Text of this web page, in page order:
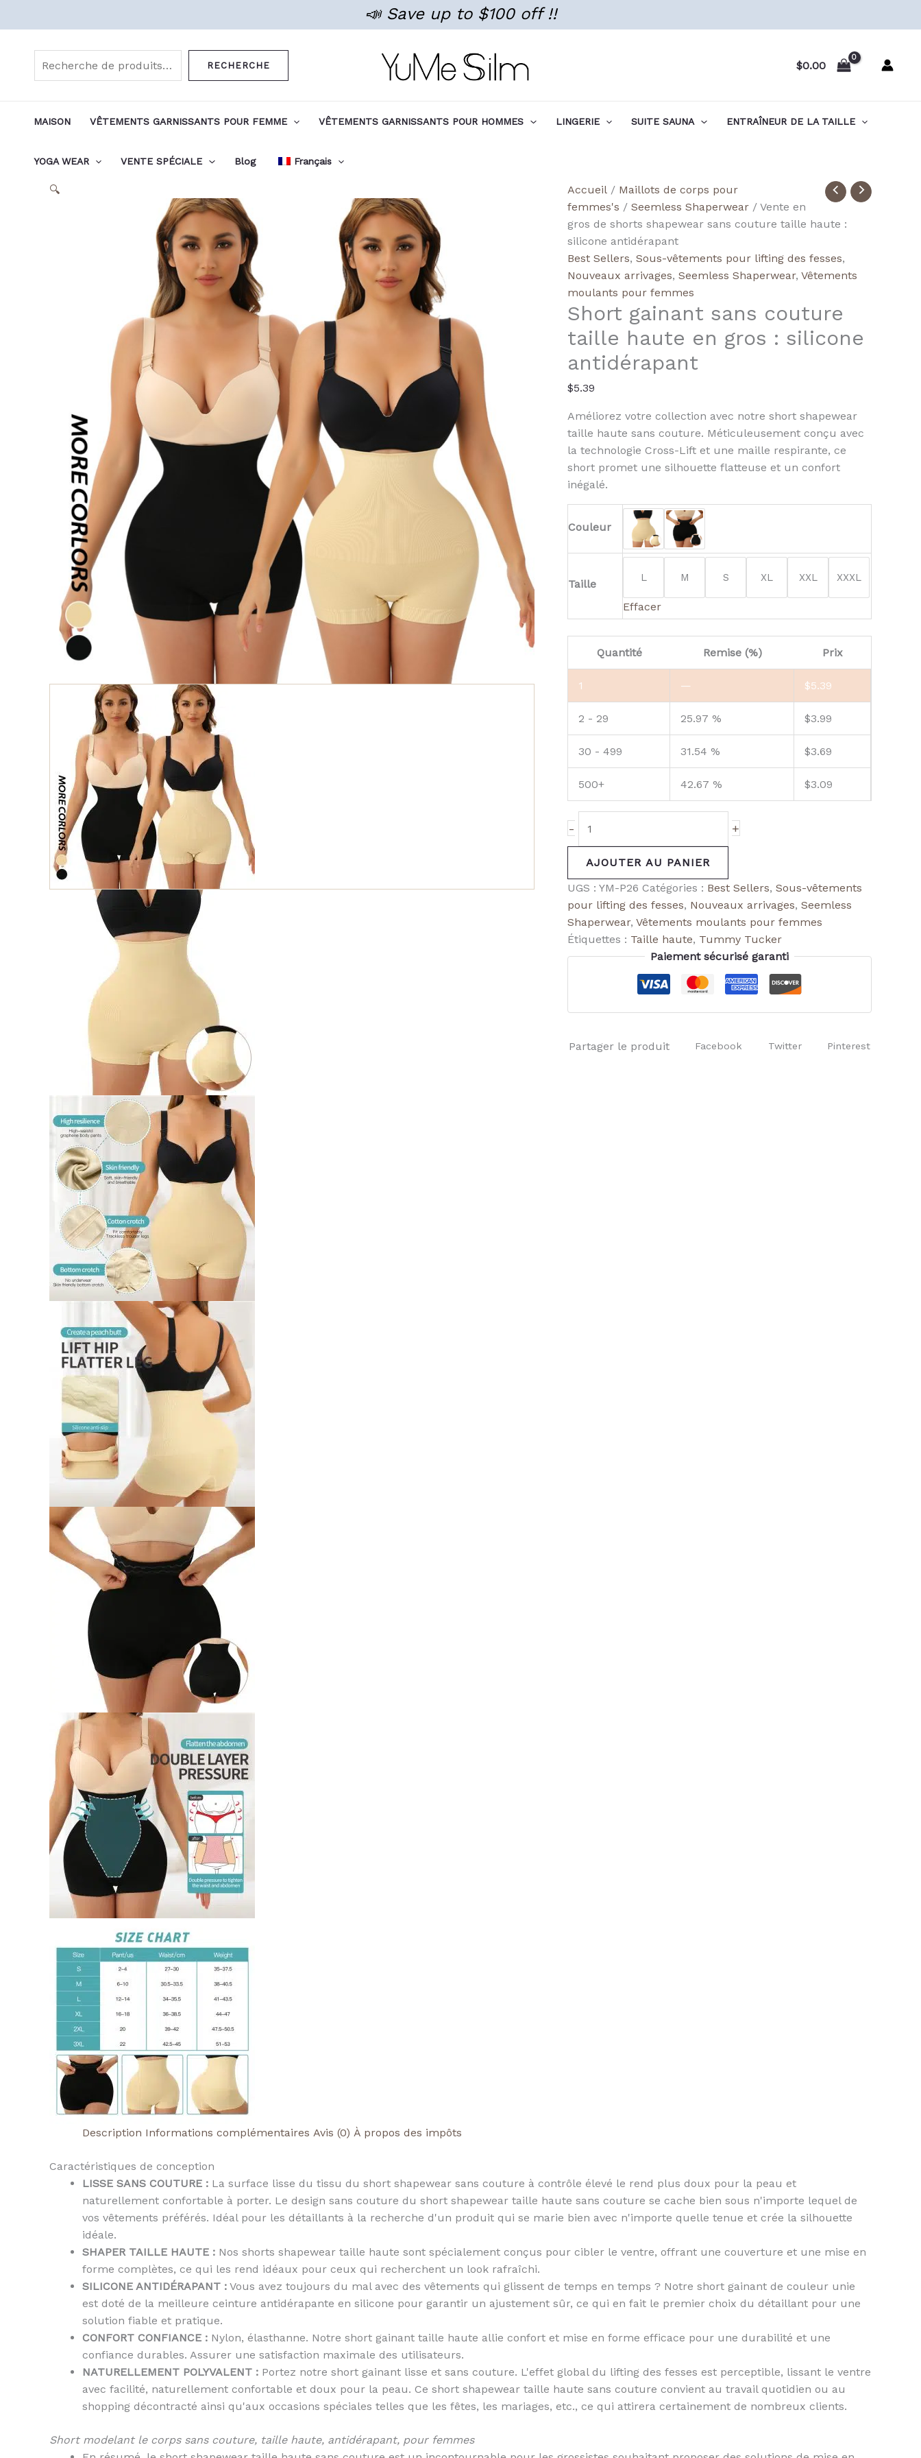
📣 Save up to $100 off !!
RECHERCHE $0.00
MAISON VÊTEMENTS GARNISSANTS POUR FEMME VÊTEMENTS GARNISSANTS POUR HOMMES LINGERIE SUITE SAUNA ENTRAÎNEUR DE LA TAILLE
YOGA WEAR VENTE SPÉCIALE Blog Français
🔍 Accueil / Maillots de corps pour
femmes's / Seemless Shaperwear / Vente en
gros de shorts shapewear sans couture taille haute :
silicone antidérapant
Best Sellers, Sous-vêtements pour lifting des fesses,
Nouveaux arrivages, Seemless Shaperwear, Vêtements
moulants pour femmes
Short gainant sans couture
taille haute en gros : silicone
antidérapant
$5.39
Améliorez votre collection avec notre short shapewear
taille haute sans couture. Méticuleusement conçu avec
la technologie Cross-Lift et une maille respirante, ce
short promet une silhouette flatteuse et un confort
inégalé.
Couleur
Taille
L M S XL XXL XXXL
Effacer
Quantité Remise (%) Prix
1 — $5.39
2 - 29 25.97 % $3.99
30 - 499 31.54 % $3.69
500+ 42.67 % $3.09
-
quantité
de
Wholesale
High
Waist
Seamless
Shapewear
Shorts:
Anti
Slip
+
AJOUTER AU PANIER
UGS : YM-P26 Catégories : Best Sellers, Sous-vêtements
pour lifting des fesses, Nouveaux arrivages, Seemless
Shaperwear, Vêtements moulants pour femmes
Étiquettes : Taille haute, Tummy Tucker
Paiement sécurisé garanti
Partager le produit Facebook Twitter Pinterest
Description Informations complémentaires Avis (0) À propos des impôts
Caractéristiques de conception
LISSE SANS COUTURE : La surface lisse du tissu du short shapewear sans couture à contrôle élevé le rend plus doux pour la peau et
naturellement confortable à porter. Le design sans couture du short shapewear taille haute sans couture se cache bien sous n'importe lequel de
vos vêtements préférés. Idéal pour les détaillants à la recherche d'un produit qui se marie bien avec n'importe quelle tenue et crée la silhouette
idéale.
SHAPER TAILLE HAUTE : Nos shorts shapewear taille haute sont spécialement conçus pour cibler le ventre, offrant une couverture et une mise en
forme complètes, ce qui les rend idéaux pour ceux qui recherchent un look rafraîchi.
SILICONE ANTIDÉRAPANT : Vous avez toujours du mal avec des vêtements qui glissent de temps en temps ? Notre short gainant de couleur unie
est doté de la meilleure ceinture antidérapante en silicone pour garantir un ajustement sûr, ce qui en fait le premier choix du détaillant pour une
solution fiable et pratique.
CONFORT CONFIANCE : Nylon, élasthanne. Notre short gainant taille haute allie confort et mise en forme efficace pour une durabilité et une
confiance durables. Assurer une satisfaction maximale des utilisateurs.
NATURELLEMENT POLYVALENT : Portez notre short gainant lisse et sans couture. L'effet global du lifting des fesses est perceptible, lissant le ventre
avec facilité, naturellement confortable et doux pour la peau. Ce short shapewear taille haute sans couture convient au travail quotidien ou au
shopping décontracté ainsi qu'aux occasions spéciales telles que les fêtes, les mariages, etc., ce qui attirera certainement de nombreux clients.
Short modelant le corps sans couture, taille haute, antidérapant, pour femmes